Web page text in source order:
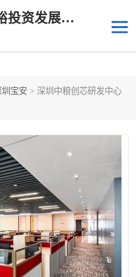
深圳市海裕投资发展有限公司
圳宝安 > 深圳中粮创芯研发中心
南山华侨城
深圳湾科技生态园
宝安中心区
福田车公庙
南山南油